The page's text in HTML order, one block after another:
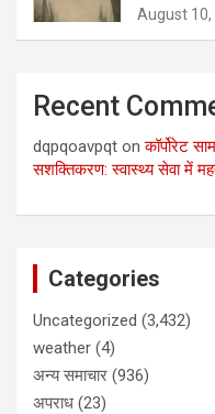
August 10,
Recent
dqpqoavpqt onकॉर्पोरेट
सशक्तिकरण: स्वास्थ्य सेवा में
Categories
Uncategorized (3,432)
weather (4)
अन्य समाचार (936)
अपराध (23)